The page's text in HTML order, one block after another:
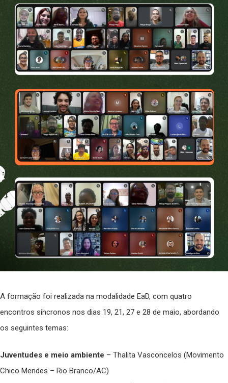
A formação foi realizada na modalidade EaD, com quatro
encontros síncronos nos dias 19, 21, 27 e 28 de maio, abordando
os seguintes temas:
Juventudes e meio ambiente – Thalita Vasconcelos (Movimento
Chico Mendes – Rio Branco/AC)